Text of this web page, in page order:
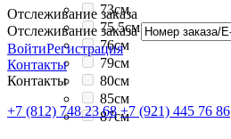
73см
75.5см
76см
79см
80см
85см
87см
Отслеживание заказа
Отслеживание заказа
ВойтиРегистрация
Контакты
Контакты
+7 (812) 748 23 68 +7 (921) 445 76 86